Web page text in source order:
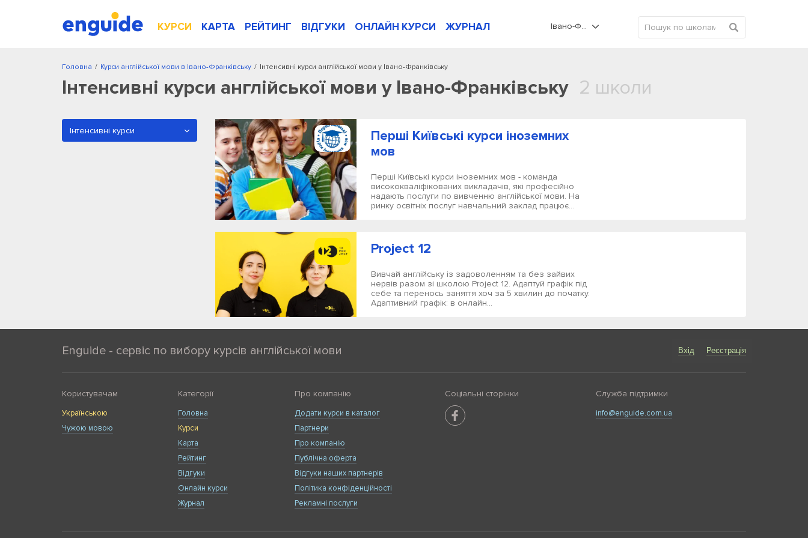
КУРСИ КАРТА РЕЙТИНГ ВІДГУКИ ОНЛАЙН КУРСИ ЖУРНАЛ Івано-Франківськ
/
Головна /
Курси англійської мови в Івано-Франківську Інтенсивні курси англійської мови у Івано-Франківську
Інтенсивні курси англійської мови у Івано-Франківську 2 школи
Перші Київські курси іноземних
мов
Перші Київські курси іноземних мов - команда
висококваліфікованих викладачів, які професійно
надають послуги по вивченню англійської мови. На
ринку освітніх послуг навчальний заклад працює...
Project 12
Вивчай англійську із задоволенням та без зайвих
нервів разом зі школою Project 12. Адаптуй графік під
себе та перенось заняття хоч за 5 хвилин до початку.
Адаптивний графік: в онлайн...
Enguide - сервіс по вибору курсів англійської мови Вхід Реєстрація
Користувачам
Українською
Чужою мовою
Категорії
Головна
Курси
Карта
Рейтинг
Відгуки
Онлайн курси
Журнал
Про компанію
Додати курси в каталог
Партнери
Про компанію
Публічна оферта
Відгуки наших партнерів
Політика конфіденційності
Рекламні послуги
Соціальні сторінки Служба підтримки
info@enguide.com.ua